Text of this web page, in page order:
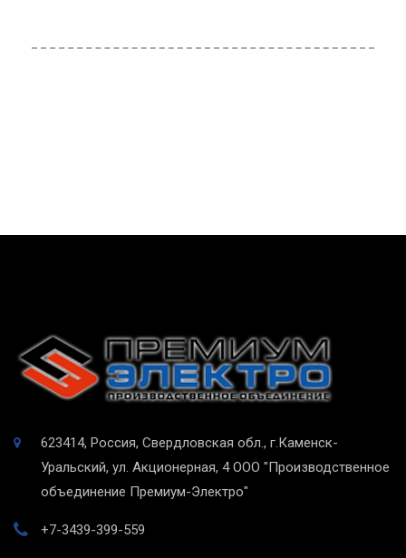
623414, Россия, Свердловская обл., г.Каменск-
Уральский, ул. Акционерная, 4 ООО "Производственное
объединение Премиум-Электро"
+7-3439-399-559